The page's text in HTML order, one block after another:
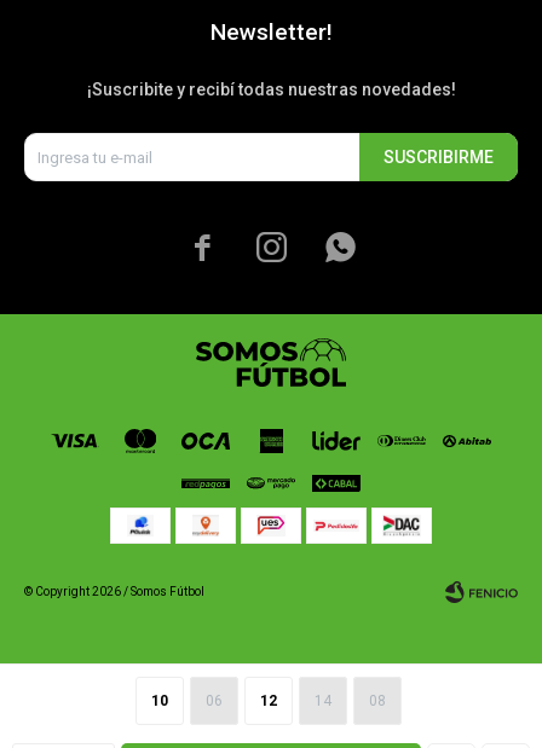
10 06 12 14 08
Newsletter!
¡Suscribite y recibí todas nuestras novedades!
SUSCRIBIRME
  
© Copyright 2026 / Somos Fútbol